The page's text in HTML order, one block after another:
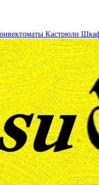
Кастрюли